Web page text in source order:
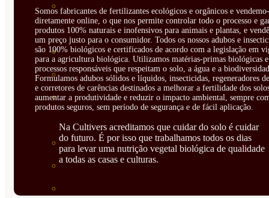
CORRECTORES DE
CARENCIAS
ENRAIZANTES
MADURACIÓN Y ENGORDE
REGENERADORES DEL
ÁCIDOS HÚMICOS
MATERIAS PRIMAS
Somos fabricantes de fertilizantes ecológicos e orgânicos e
diretamente online, o que nos permite controlar todo o processo e
produtos 100% naturais e inofensivos para animais e plantas, e
um preço justo para o consumidor. Todos os nossos adubos e
são 100% biológicos e certificados de acordo com a legislação em
para a agricultura biológica. Utilizamos matérias-primas biológicas e
processos responsáveis que respeitam o solo, a água e a
Formulamos adubos sólidos e líquidos, insecticidas, regeneradores
e corretores de carências destinados a melhorar a fertilidade dos
aumentar a produtividade e reduzir o impacto ambiental, sempre
produtos seguros, sem período de segurança e de fácil aplicação.
Na Cultivers acreditamos que cuidar do solo é cuidar
do futuro. É por isso que trabalhamos todos os dias
para levar uma nutrição vegetal biológica de qualidade
a todas as casas e culturas.